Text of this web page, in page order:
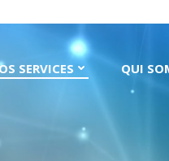
SERVICES QUI